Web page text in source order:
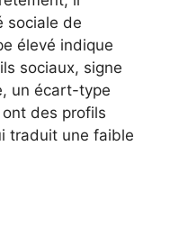
sociale de
élevé indique
sociaux, signe
un écart-type
des profils
traduit une faible